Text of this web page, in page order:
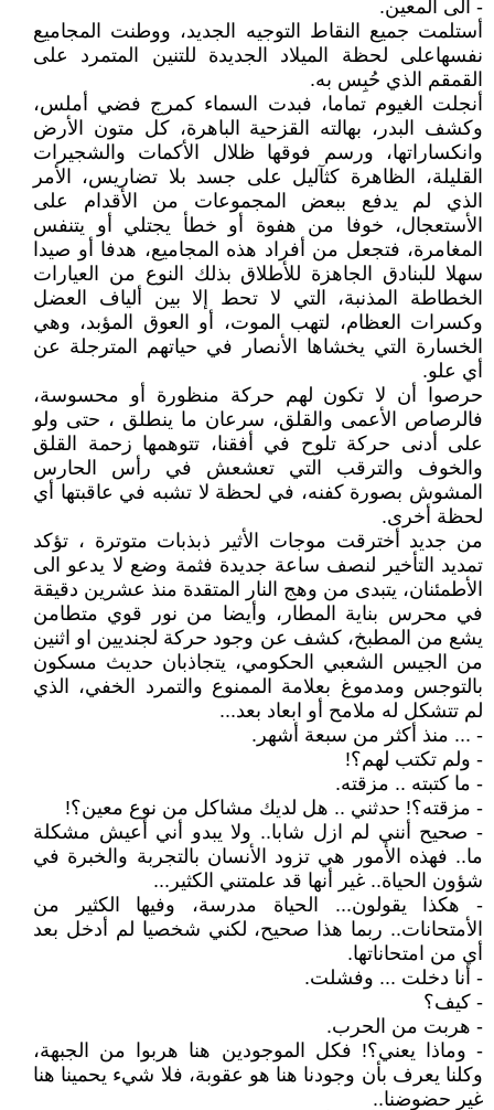
- الى المعين.
أستلمت جميع النقاط التوجيه الجديد، ووطنت المجاميع
نفسهاعلى لحظة الميلاد الجديدة للتنين المتمرد على
القمقم الذي حُبِس به.
أنجلت الغيوم تماما، فبدت السماء كمرج فضي أملس،
وكشف البدر، بهالته القزحية الباهرة، كل متون الأرض
وانكساراتها، ورسم فوقها ظلال الأكمات والشجيرات
القليلة، الظاهرة كثآليل على جسد بلا تضاريس، الأمر
الذي لم يدفع ببعض المجموعات من الأقدام على
الأستعجال، خوفا من هفوة أو خطأ يجتلي أو يتنفس
المغامرة، فتجعل من أفراد هذه المجاميع، هدفا أو صيدا
سهلا للبنادق الجاهزة للأطلاق بذلك النوع من العيارات
الخطاطة المذنبة، التي لا تحط إلا بين ألياف العضل
وكسرات العظام، لتهب الموت، أو العوق المؤبد، وهي
الخسارة التي يخشاها الأنصار في حياتهم المترجلة عن
أي علو.
حرصوا أن لا تكون لهم حركة منظورة أو محسوسة،
فالرصاص الأعمى والقلق، سرعان ما ينطلق ، حتى ولو
على أدنى حركة تلوح في أفقنا، تتوهمها زحمة القلق
والخوف والترقب التي تعشعش في رأس الحارس
المشوش بصورة كفنه، في لحظة لا تشبه في عاقبتها أي
لحظة أخرى.
من جديد أخترقت موجات الأثير ذبذبات متوترة ، تؤكد
تمديد التأخير لنصف ساعة جديدة فثمة وضع لا يدعو الى
الأطمئنان، يتبدى من وهج النار المتقدة منذ عشرين دقيقة
في محرس بناية المطار، وأيضا من نور قوي متطامن
يشع من المطبخ، كشف عن وجود حركة لجنديين او اثنين
من الجيس الشعبي الحكومي، يتجاذبان حديث مسكون
بالتوجس ومدموغ بعلامة الممنوع والتمرد الخفي، الذي
لم تتشكل له ملامح أو ابعاد بعد...
- ... منذ أكثر من سبعة أشهر.
- ولم تكتب لهم؟!
- ما كتبته .. مزقته.
- مزقته؟! حدثني .. هل لديك مشاكل من نوع معين؟!
- صحيح أنني لم ازل شابا.. ولا يبدو أني أعيش مشكلة
ما.. فهذه الأمور هي تزود الأنسان بالتجربة والخبرة في
شؤون الحياة.. غير أنها قد علمتني الكثير...
- هكذا يقولون... الحياة مدرسة، وفيها الكثير من
الأمتحانات.. ربما هذا صحيح، لكني شخصيا لم أدخل بعد
أي من امتحاناتها.
- أنا دخلت ... وفشلت.
- كيف؟
- هربت من الحرب.
- وماذا يعني؟! فكل الموجودين هنا هربوا من الجبهة،
وكلنا يعرف بأن وجودنا هنا هو عقوبة، فلا شيء يحمينا هنا
غير حضوضنا..